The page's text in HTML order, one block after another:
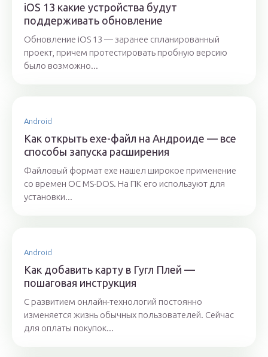
iOS 13 какие устройства будут
поддерживать обновление
Обновление iOS 13 — заранее спланированный
проект, причем протестировать пробную версию
было возможно...
Android
Как открыть exe-файл на Андроиде — все
способы запуска расширения
Файловый формат exe нашел широкое применение
со времен ОС MS-DOS. На ПК его используют для
установки...
Android
Как добавить карту в Гугл Плей —
пошаговая инструкция
С развитием онлайн-технологий постоянно
изменяется жизнь обычных пользователей. Сейчас
для оплаты покупок...